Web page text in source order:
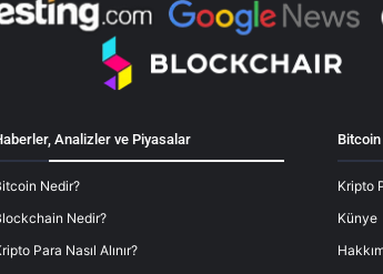
Analizler ve Piyasalar
Nedir?
Nedir?
Para Nasıl Alınır?
Kripto
Künye